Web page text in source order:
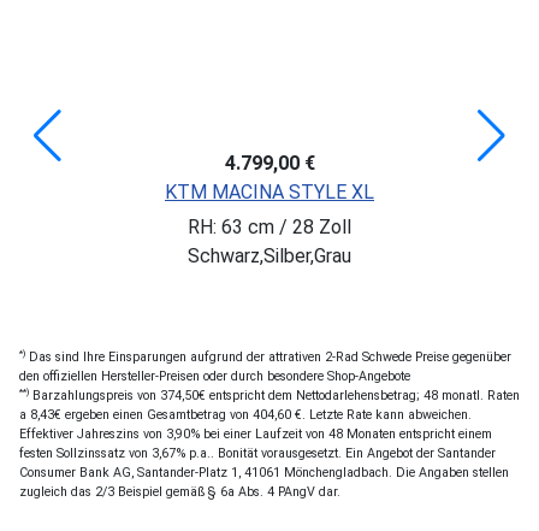
4.799,00 €
KTM MACINA STYLE XL
RH: 63 cm / 28 Zoll
Schwarz,Silber,Grau
*) Das sind Ihre Einsparungen aufgrund der attrativen 2-Rad Schwede Preise gegenüber
den offiziellen Hersteller-Preisen oder durch besondere Shop-Angebote
**) Barzahlungspreis von 374,50€ entspricht dem Nettodarlehensbetrag; 48 monatl. Raten
a 8,43€ ergeben einen Gesamtbetrag von 404,60 €. Letzte Rate kann abweichen.
Effektiver Jahreszins von 3,90% bei einer Laufzeit von 48 Monaten entspricht einem
festen Sollzinssatz von 3,67% p.a.. Bonität vorausgesetzt. Ein Angebot der Santander
Consumer Bank AG, Santander-Platz 1, 41061 Mönchengladbach. Die Angaben stellen
zugleich das 2/3 Beispiel gemäß § 6a Abs. 4 PAngV dar.